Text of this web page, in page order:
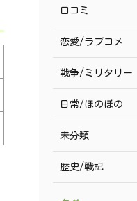
口コミ
恋愛/ラブコメ
戦争/ミリタリー
日常/ほのぼの
未分類
歴史/戦記